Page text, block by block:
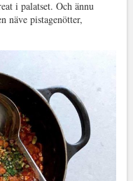
i palatset. Och ännu
näve pistagenötter,